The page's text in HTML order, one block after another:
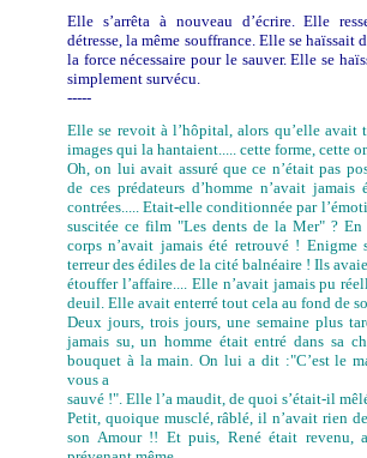
Elle s’arrêta à nouveau d’écrire. Elle
détresse, la même souffrance. Elle se haïssait
la force nécessaire pour le sauver. Elle se
simplement survécu.
-----
Elle se revoit à l’hôpital, alors qu’elle avait
images qui la hantaient..... cette forme, cette
Oh, on lui avait assuré que ce n’était pas
de ces prédateurs d’homme n’avait jamais
contrées..... Etait-elle conditionnée par
suscitée ce film "Les dents de la Mer" ? En
corps n’avait jamais été retrouvé ! Enigme
terreur des édiles de la cité balnéaire ! Ils
étouffer l’affaire.... Elle n’avait jamais pu
deuil. Elle avait enterré tout cela au fond de
Deux jours, trois jours, une semaine plus
jamais su, un homme était entré dans sa
bouquet à la main. On lui a dit :"C’est le
vous a
sauvé !". Elle l’a maudit, de quoi s’était-il
Petit, quoique musclé, râblé, il n’avait rien
son Amour !! Et puis, René était revenu,